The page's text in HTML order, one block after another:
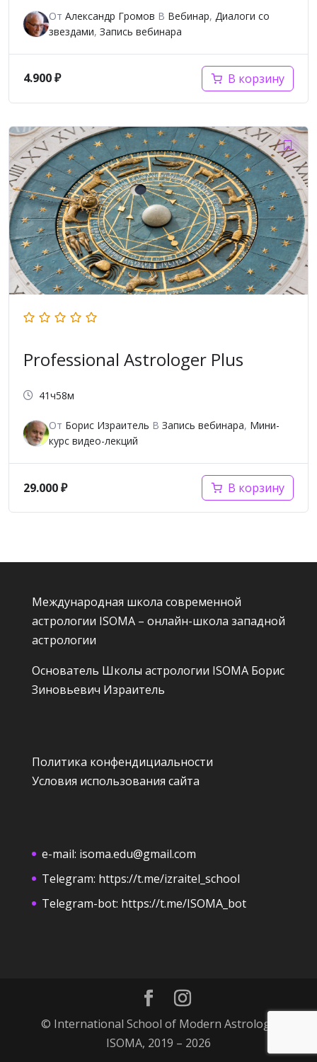
От Александр Громов В Вебинар, Диалоги со
звездами, Запись вебинара
4.900₽ В корзину
Professional Astrologer Plus
41ч58м
От Борис Израитель В Запись вебинара, Мини-
курс видео-лекций
29.000₽ В корзину
Международная школа современной
астрологии ISOMA – онлайн-школа западной
астрологии
Основатель Школы астрологии ISOMA Борис
Зиновьевич Израитель
Политика конфендициальности
Условия использования сайта
e-mail: isoma.edu@gmail.com
Telegram: https://t.me/izraitel_school
Telegram-bot: https://t.me/ISOMA_bot
© International School of Modern Astrology
ISOMA, 2019 – 2026